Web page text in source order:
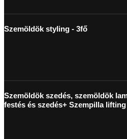
Szemöldök styling - 3fő
Szemöldök szedés, szemöldök
festés és szedés+ Szempilla lifting